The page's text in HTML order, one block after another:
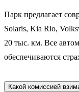
Парк предлагает
Solaris, Kia Rio,
20 тыс. км. Все
обеспечиваются
Какой комиссией